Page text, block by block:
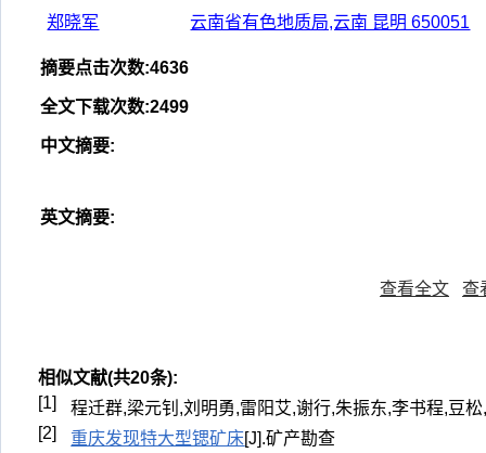
郑晓军
云南省有色地质局,云南 昆明 650051
摘要点击次数:4636
全文下载次数:2499
中文摘要:
英文摘要:
查看全文 查
相似文献(共20条):
[1]
程迁群,梁元钊,刘明勇,雷阳艾,谢行,朱振东,李书程,豆
[2]
重庆发现特大型锶矿床[J].矿产勘查